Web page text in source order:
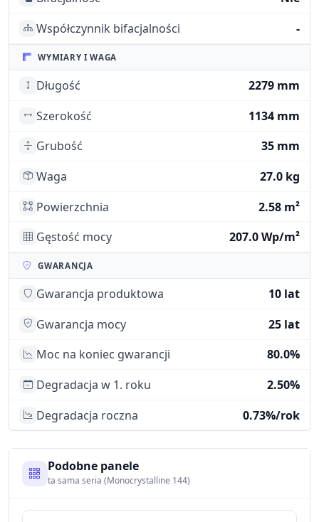
Współczynnik bifacjalności
-
WYMIARY I WAGA
Długość
2279 mm
Szerokość
1134 mm
Grubość
35 mm
Waga
27.0 kg
Powierzchnia
2.58 m²
Gęstość mocy
207.0 Wp/m²
GWARANCJA
Gwarancja produktowa
10 lat
Gwarancja mocy
25 lat
Moc na koniec gwarancji
80.0%
Degradacja w 1. roku
2.50%
Degradacja roczna
0.73%/rok
Podobne panele
ta sama seria (Monocrystalline 144)